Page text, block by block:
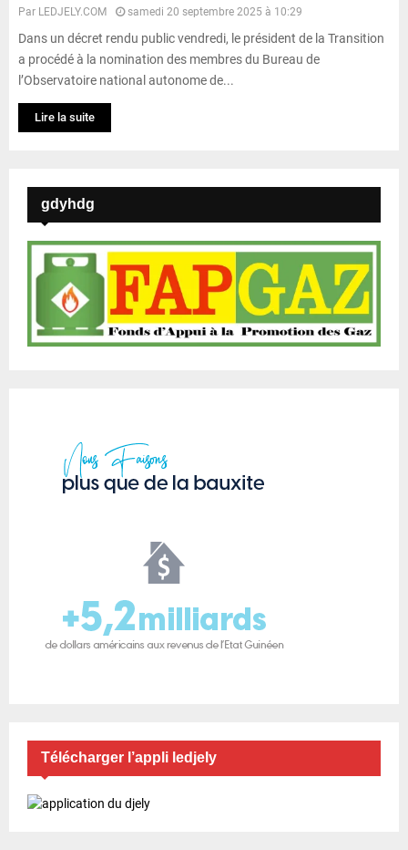
Par LEDJELY.COM samedi 20 septembre 2025 à 10:29
Dans un décret rendu public vendredi, le président de la Transition
a procédé à la nomination des membres du Bureau de
l’Observatoire national autonome de...
Lire la suite
gdyhdg
Télécharger l’appli ledjely